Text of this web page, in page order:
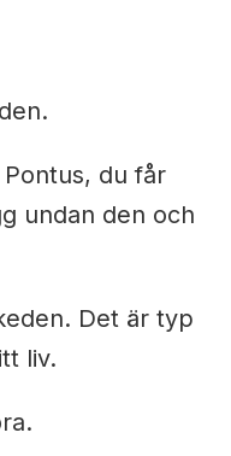
du får
undan den och
Det är typ
liv.